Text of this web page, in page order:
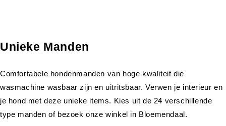
Unieke Manden
Comfortabele hondenmanden van hoge kwaliteit die
wasmachine wasbaar zijn en uitritsbaar. Verwen je interieur en
je hond met deze unieke items. Kies uit de 24 verschillende
type manden of bezoek onze winkel in Bloemendaal.